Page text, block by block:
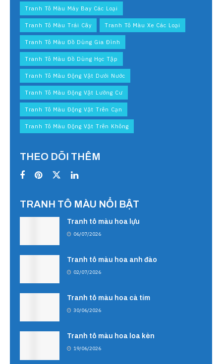
Tranh Tô Màu Máy Bay Các Loại
Tranh Tô Màu Trái Cây Tranh Tô Màu Xe Các Loại
Tranh Tô Màu Đồ Dùng Gia Đình
Tranh Tô Màu Đồ Dùng Học Tập
Tranh Tô Màu Động Vật Dưới Nước
Tranh Tô Màu Động Vật Lưỡng Cư
Tranh Tô Màu Động Vật Trên Cạn
Tranh Tô Màu Động Vật Trên Không
THEO DÕI THÊM
TRANH TÔ MÀU NỔI BẬT
Tranh tô màu hoa lựu
06/07/2026
Tranh tô màu hoa anh đào
02/07/2026
Tranh tô màu hoa cà tím
30/06/2026
Tranh tô màu hoa loa kèn
19/06/2026